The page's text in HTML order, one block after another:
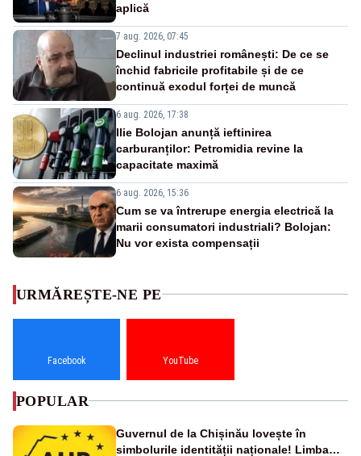
aplică
7 aug. 2026, 07:45
Declinul industriei românești: De ce se
închid fabricile profitabile și de ce
continuă exodul forței de muncă
6 aug. 2026, 17:38
Ilie Bolojan anunță ieftinirea
carburanților: Petromidia revine la
capacitate maximă
6 aug. 2026, 15:36
Cum se va întrerupe energia electrică la
marii consumatori industriali? Bolojan:
Nu vor exista compensații
URMĂREȘTE-NE PE
Facebook YouTube
POPULAR
Guvernul de la Chișinău lovește în
simbolurile identității naționale! Limba